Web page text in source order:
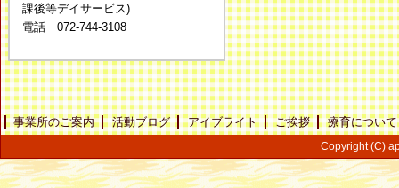
課後等デイサービス)
電話 072-744-3108
事業所のご案内 活動ブログ アイブライト ご挨拶 療育について
Copyright (C)